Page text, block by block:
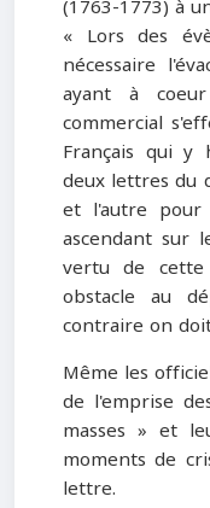
(1763-1773) à
« Lors des
nécessaire
ayant à
commercial
Français qui y
deux lettres du
et l'autre
ascendant sur
vertu de
obstacle au
contraire on
Même les
de l'emprise
masses » et
moments de
lettre.